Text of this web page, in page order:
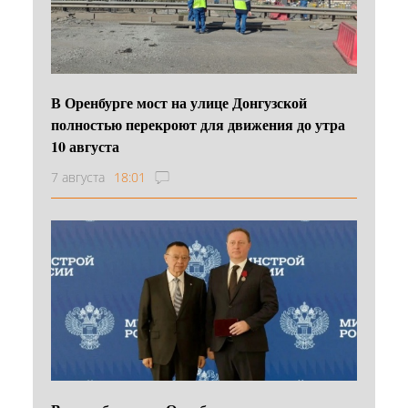
В Оренбурге мост на улице Донгузской
полностью перекроют для движения до утра
10 августа
7 августа 18:01